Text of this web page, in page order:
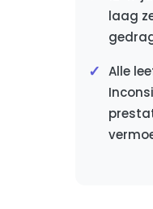
laag
Alle